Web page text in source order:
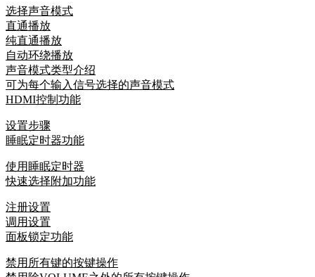
选择声音模式
直通播放
纯直通播放
自动环绕播放
声音模式类型介绍
可为每个输入信号选择的声音模式
HDMI控制功能
设置步骤
睡眠定时器功能
使用睡眠定时器
快速选择附加功能
注册设置
调用设置
面板锁定功能
禁用所有键的按键操作